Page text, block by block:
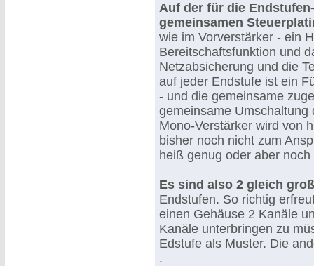
Auf der für die
gemeinsamen
wie im Vorverstärker - ein
Bereitschaftsfunktion und
Netzabsicherung und die
auf jeder Endstufe ist ein
- und die gemeinsame
gemeinsame
Mono-Verstärker wird von
bisher noch nicht zum
heiß genug oder aber
Es sind also 2 gleich
Endstufen. So richtig
einen Gehäuse 2 Kanäle
Kanäle unterbringen zu
Edstufe als Muster. Die
.